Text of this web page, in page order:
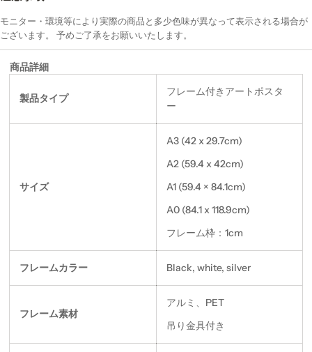
モニター・環境等により実際の商品と多少色味が異なって表示される場合が
ございます。 予めご了承をお願いいたします。
商品詳細
製品タイプ
フレーム付きアートポスタ
ー
サイズ
A3 (42 x 29.7cm)
A2 (59.4 x 42cm)
A1 (59.4 × 84.1cm)
A0 (84.1 x 118.9cm)
フレーム枠：1cm
フレームカラー Black, white, silver
フレーム素材
アルミ、PET
吊り金具付き